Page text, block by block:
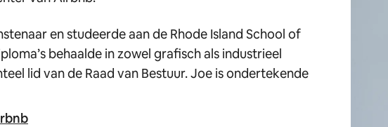
en studeerde aan de Rhode Island School of
behaalde in zowel grafisch als industrieel
lid van de Raad van Bestuur. Joe is ondertekende